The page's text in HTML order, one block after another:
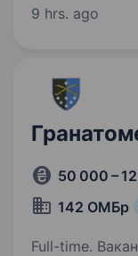
ти фахівець
9 hrs. ago
50 000 –
142 ОМБр
Full-time. Вакансія: Гранатометник (ЗСУ)